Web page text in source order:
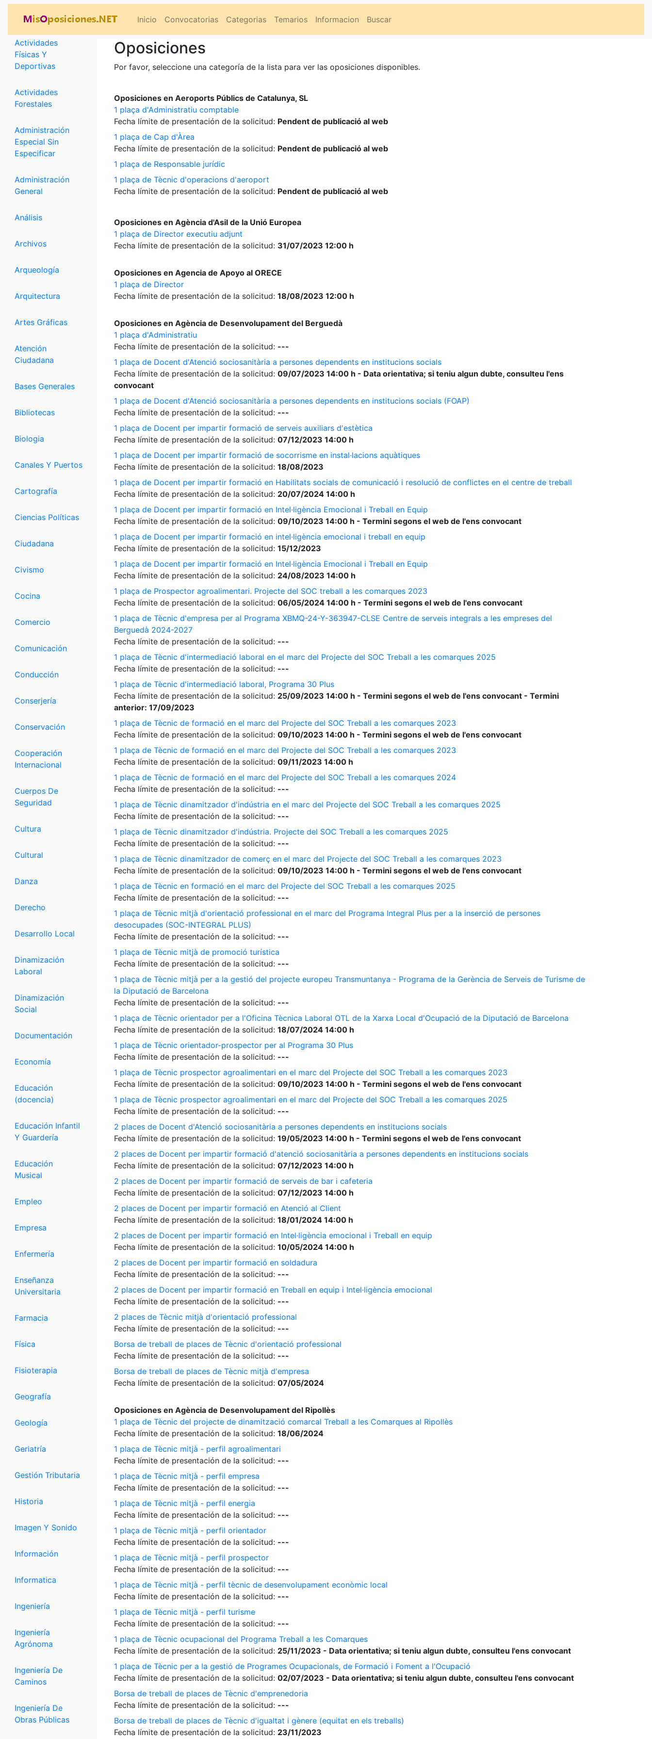
Inicio Convocatorias Categorias Temarios Informacion Buscar
Categorías
Actividades
Físicas Y
Deportivas
Actividades
Forestales
Administración
Especial Sin
Especificar
Administración
General
Análisis
Archivos
Arqueología
Arquitectura
Artes Gráficas
Atención
Ciudadana
Bases Generales
Bibliotecas
Biologia
Canales Y Puertos
Cartografía
Ciencias Políticas
Ciudadana
Civismo
Cocina
Comercio
Comunicación
Conducción
Conserjería
Conservación
Cooperación
Internacional
Cuerpos De
Seguridad
Cultura
Cultural
Danza
Derecho
Desarrollo Local
Dinamización
Laboral
Dinamización
Social
Documentación
Economía
Educación
(docencia)
Educación Infantil
Y Guardería
Educación
Musical
Empleo
Empresa
Enfermería
Enseñanza
Universitaria
Farmacia
Física
Fisioterapia
Geografía
Geología
Geriatría
Gestión Tributaria
Historia
Imagen Y Sonido
Información
Informatica
Ingeniería
Ingeniería
Agrónoma
Ingeniería De
Caminos
Ingeniería De
Obras Públicas
Oposiciones
Por favor, seleccione una categoría de la lista para ver las oposiciones disponibles.
Oposiciones en Aeroports Públics de Catalunya, SL
1 plaça d'Administratiu comptable
Fecha límite de presentación de la solicitud: Pendent de publicació al web
1 plaça de Cap d'Àrea
Fecha límite de presentación de la solicitud: Pendent de publicació al web
1 plaça de Responsable jurídic
1 plaça de Tècnic d'operacions d'aeroport
Fecha límite de presentación de la solicitud: Pendent de publicació al web
Oposiciones en Agència d'Asil de la Unió Europea
1 plaça de Director executiu adjunt
Fecha límite de presentación de la solicitud: 31/07/2023 12:00 h
Oposiciones en Agencia de Apoyo al ORECE
1 plaça de Director
Fecha límite de presentación de la solicitud: 18/08/2023 12:00 h
Oposiciones en Agència de Desenvolupament del Berguedà
1 plaça d'Administratiu
Fecha límite de presentación de la solicitud: ---
1 plaça de Docent d'Atenció sociosanitària a persones dependents en institucions socials
Fecha límite de presentación de la solicitud: 09/07/2023 14:00 h - Data orientativa; si teniu algun dubte, consulteu l'ens
convocant
1 plaça de Docent d'Atenció sociosanitària a persones dependents en institucions socials (FOAP)
Fecha límite de presentación de la solicitud: ---
1 plaça de Docent per impartir formació de serveis auxiliars d'estètica
Fecha límite de presentación de la solicitud: 07/12/2023 14:00 h
1 plaça de Docent per impartir formació de socorrisme en instal·lacions aquàtiques
Fecha límite de presentación de la solicitud: 18/08/2023
1 plaça de Docent per impartir formació en Habilitats socials de comunicació i resolució de conflictes en el centre de treball
Fecha límite de presentación de la solicitud: 20/07/2024 14:00 h
1 plaça de Docent per impartir formació en Intel·ligència Emocional i Treball en Equip
Fecha límite de presentación de la solicitud: 09/10/2023 14:00 h - Termini segons el web de l'ens convocant
1 plaça de Docent per impartir formació en intel·ligència emocional i treball en equip
Fecha límite de presentación de la solicitud: 15/12/2023
1 plaça de Docent per impartir formació en Intel·ligència Emocional i Treball en Equip
Fecha límite de presentación de la solicitud: 24/08/2023 14:00 h
1 plaça de Prospector agroalimentari. Projecte del SOC treball a les comarques 2023
Fecha límite de presentación de la solicitud: 06/05/2024 14:00 h - Termini segons el web de l'ens convocant
1 plaça de Tècnic d'empresa per al Programa XBMQ-24-Y-363947-CLSE Centre de serveis integrals a les empreses del
Berguedà 2024-2027
Fecha límite de presentación de la solicitud: ---
1 plaça de Tècnic d'intermediació laboral en el marc del Projecte del SOC Treball a les comarques 2025
Fecha límite de presentación de la solicitud: ---
1 plaça de Tècnic d'intermediació laboral, Programa 30 Plus
Fecha límite de presentación de la solicitud: 25/09/2023 14:00 h - Termini segons el web de l'ens convocant - Termini
anterior: 17/09/2023
1 plaça de Tècnic de formació en el marc del Projecte del SOC Treball a les comarques 2023
Fecha límite de presentación de la solicitud: 09/10/2023 14:00 h - Termini segons el web de l'ens convocant
1 plaça de Tècnic de formació en el marc del Projecte del SOC Treball a les comarques 2023
Fecha límite de presentación de la solicitud: 09/11/2023 14:00 h
1 plaça de Tècnic de formació en el marc del Projecte del SOC Treball a les comarques 2024
Fecha límite de presentación de la solicitud: ---
1 plaça de Tècnic dinamitzador d'indústria en el marc del Projecte del SOC Treball a les comarques 2025
Fecha límite de presentación de la solicitud: ---
1 plaça de Tècnic dinamitzador d'indústria. Projecte del SOC Treball a les comarques 2025
Fecha límite de presentación de la solicitud: ---
1 plaça de Tècnic dinamitzador de comerç en el marc del Projecte del SOC Treball a les comarques 2023
Fecha límite de presentación de la solicitud: 09/10/2023 14:00 h - Termini segons el web de l'ens convocant
1 plaça de Tècnic en formació en el marc del Projecte del SOC Treball a les comarques 2025
Fecha límite de presentación de la solicitud: ---
1 plaça de Tècnic mitjà d'orientació professional en el marc del Programa Integral Plus per a la inserció de persones
desocupades (SOC-INTEGRAL PLUS)
Fecha límite de presentación de la solicitud: ---
1 plaça de Tècnic mitjà de promoció turística
Fecha límite de presentación de la solicitud: ---
1 plaça de Tècnic mitjà per a la gestió del projecte europeu Transmuntanya - Programa de la Gerència de Serveis de Turisme de
la Diputació de Barcelona
Fecha límite de presentación de la solicitud: ---
1 plaça de Tècnic orientador per a l'Oficina Tècnica Laboral OTL de la Xarxa Local d'Ocupació de la Diputació de Barcelona
Fecha límite de presentación de la solicitud: 18/07/2024 14:00 h
1 plaça de Tècnic orientador-prospector per al Programa 30 Plus
Fecha límite de presentación de la solicitud: ---
1 plaça de Tècnic prospector agroalimentari en el marc del Projecte del SOC Treball a les comarques 2023
Fecha límite de presentación de la solicitud: 09/10/2023 14:00 h - Termini segons el web de l'ens convocant
1 plaça de Tècnic prospector agroalimentari en el marc del Projecte del SOC Treball a les comarques 2025
Fecha límite de presentación de la solicitud: ---
2 places de Docent d'Atenció sociosanitària a persones dependents en institucions socials
Fecha límite de presentación de la solicitud: 19/05/2023 14:00 h - Termini segons el web de l'ens convocant
2 places de Docent per impartir formació d'atenció sociosanitària a persones dependents en institucions socials
Fecha límite de presentación de la solicitud: 07/12/2023 14:00 h
2 places de Docent per impartir formació de serveis de bar i cafeteria
Fecha límite de presentación de la solicitud: 07/12/2023 14:00 h
2 places de Docent per impartir formació en Atenció al Client
Fecha límite de presentación de la solicitud: 18/01/2024 14:00 h
2 places de Docent per impartir formació en Intel·ligència emocional i Treball en equip
Fecha límite de presentación de la solicitud: 10/05/2024 14:00 h
2 places de Docent per impartir formació en soldadura
Fecha límite de presentación de la solicitud: ---
2 places de Docent per impartir formació en Treball en equip i Intel·ligència emocional
Fecha límite de presentación de la solicitud: ---
2 places de Tècnic mitjà d'orientació professional
Fecha límite de presentación de la solicitud: ---
Borsa de treball de places de Tècnic d'orientació professional
Fecha límite de presentación de la solicitud: ---
Borsa de treball de places de Tècnic mitjà d'empresa
Fecha límite de presentación de la solicitud: 07/05/2024
Oposiciones en Agència de Desenvolupament del Ripollès
1 plaça de Tècnic del projecte de dinamització comarcal Treball a les Comarques al Ripollès
Fecha límite de presentación de la solicitud: 18/06/2024
1 plaça de Tècnic mitjà - perfil agroalimentari
Fecha límite de presentación de la solicitud: ---
1 plaça de Tècnic mitjà - perfil empresa
Fecha límite de presentación de la solicitud: ---
1 plaça de Tècnic mitjà - perfil energia
Fecha límite de presentación de la solicitud: ---
1 plaça de Tècnic mitjà - perfil orientador
Fecha límite de presentación de la solicitud: ---
1 plaça de Tècnic mitjà - perfil prospector
Fecha límite de presentación de la solicitud: ---
1 plaça de Tècnic mitjà - perfil tècnic de desenvolupament econòmic local
Fecha límite de presentación de la solicitud: ---
1 plaça de Tècnic mitjà - perfil turisme
Fecha límite de presentación de la solicitud: ---
1 plaça de Tècnic ocupacional del Programa Treball a les Comarques
Fecha límite de presentación de la solicitud: 25/11/2023 - Data orientativa; si teniu algun dubte, consulteu l'ens convocant
1 plaça de Tècnic per a la gestió de Programes Ocupacionals, de Formació i Foment a l'Ocupació
Fecha límite de presentación de la solicitud: 02/07/2023 - Data orientativa; si teniu algun dubte, consulteu l'ens convocant
Borsa de treball de places de Tècnic d'emprenedoria
Fecha límite de presentación de la solicitud: ---
Borsa de treball de places de Tècnic d'igualtat i gènere (equitat en els treballs)
Fecha límite de presentación de la solicitud: 23/11/2023